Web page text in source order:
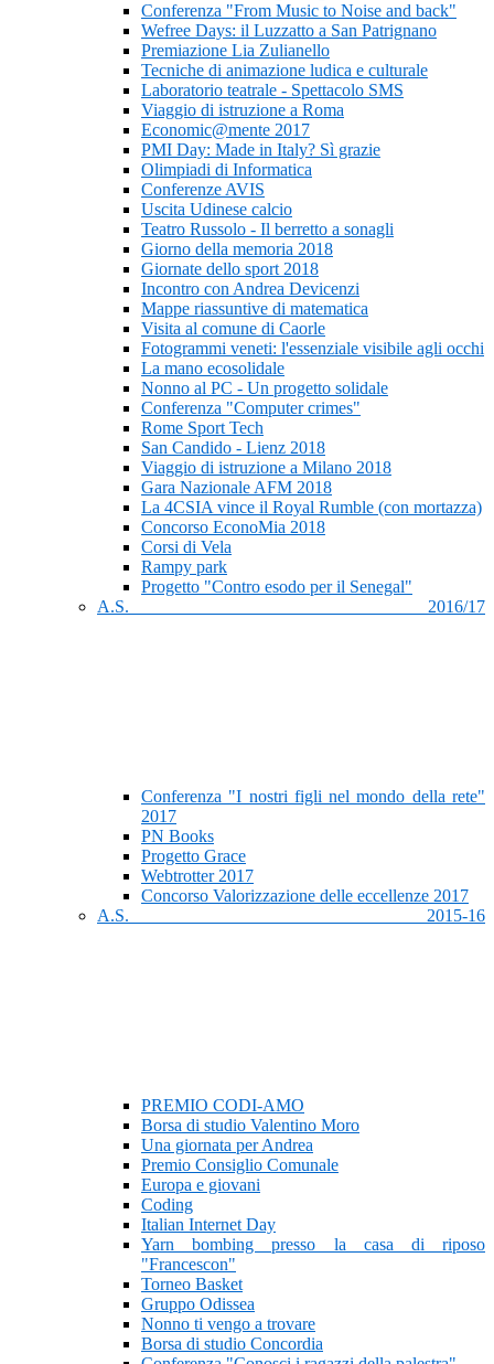
Conferenza "From Music to Noise and back"
Wefree Days: il Luzzatto a San Patrignano
Premiazione Lia Zulianello
Tecniche di animazione ludica e culturale
Laboratorio teatrale - Spettacolo SMS
Viaggio di istruzione a Roma
Economic@mente 2017
PMI Day: Made in Italy? Sì grazie
Olimpiadi di Informatica
Conferenze AVIS
Uscita Udinese calcio
Teatro Russolo - Il berretto a sonagli
Giorno della memoria 2018
Giornate dello sport 2018
Incontro con Andrea Devicenzi
Mappe riassuntive di matematica
Visita al comune di Caorle
Fotogrammi veneti: l'essenziale visibile agli occhi
La mano ecosolidale
Nonno al PC - Un progetto solidale
Conferenza "Computer crimes"
Rome Sport Tech
San Candido - Lienz 2018
Viaggio di istruzione a Milano 2018
Gara Nazionale AFM 2018
La 4CSIA vince il Royal Rumble (con mortazza)
Concorso EconoMia 2018
Corsi di Vela
Rampy park
Progetto "Contro esodo per il Senegal"
A.S. 2016/17
Conferenza "I nostri figli nel mondo della rete"
2017
PN Books
Progetto Grace
Webtrotter 2017
Concorso Valorizzazione delle eccellenze 2017
A.S. 2015-16
PREMIO CODI-AMO
Borsa di studio Valentino Moro
Una giornata per Andrea
Premio Consiglio Comunale
Europa e giovani
Coding
Italian Internet Day
Yarn bombing presso la casa di riposo
"Francescon"
Torneo Basket
Gruppo Odissea
Nonno ti vengo a trovare
Borsa di studio Concordia